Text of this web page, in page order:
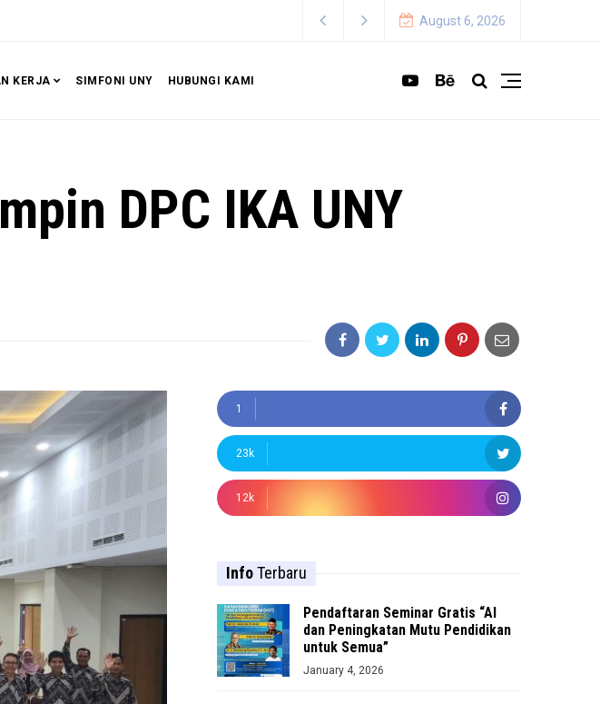
August 6, 2026
KERJA SIMFONI UNY HUBUNGI KAMI
DPC IKA UNY
1
23k
12k
InfoTerbaru
Pendaftaran Seminar Gratis “AI
dan Peningkatan Mutu Pendidikan
untuk Semua”
January 4, 2026